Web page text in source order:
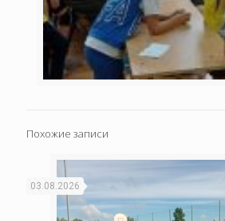
Похожие записи
03.08.2026